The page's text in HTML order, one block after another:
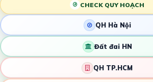
CHECK QUY HOẠCH
QH Hà Nội
Đất đai HN
QH TP.HCM